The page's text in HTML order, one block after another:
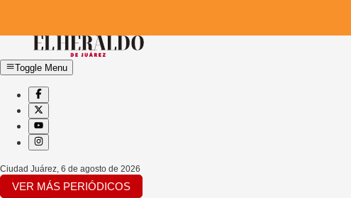
Toggle Menu
Ciudad Juárez 6 de agosto de 2026
VER MÁS PERIÓDICOS